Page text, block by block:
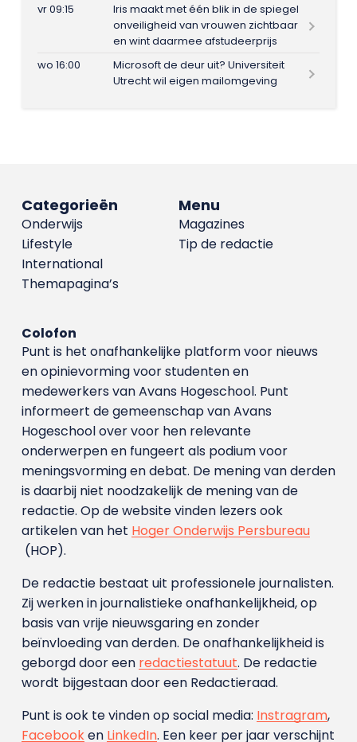
vr 09:15
Iris maakt met één blik in de spiegel
onveiligheid van vrouwen zichtbaar
en wint daarmee afstudeerprijs
wo 16:00
Microsoft de deur uit? Universiteit
Utrecht wil eigen mailomgeving
Menu
Magazines
Tip de redactie
Categorieën
Onderwijs
Lifestyle
International
Themapagina’s
Colofon
Punt is het onafhankelijke platform voor nieuws
en opinievorming voor studenten en
medewerkers van Avans Hoge­school. Punt
informeert de gemeenschap van Avans
Hogeschool over voor hen relevante
onderwerpen en fungeert als podium voor
meningsvorming en debat. De mening van derden
is daarbij niet noodzakelijk de mening van de
redactie. Op de website vinden lezers ook
artikelen van het Hoger Onderwijs Persbureau
(HOP).
De redactie bestaat uit professionele journalisten.
Zij werken in journalistieke onafhankelijkheid, op
basis van vrije nieuwsgaring en zonder
beïnvloeding van derden. De onafhankelijkheid is
geborgd door een redactiestatuut. De redactie
wordt bijgestaan door een Redactieraad.
Punt is ook te vinden op social media: Instragram,
Facebooken LinkedIn. Een keer per jaar verschijnt